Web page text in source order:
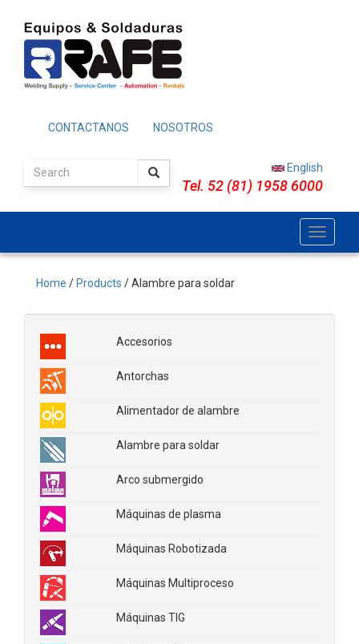
main
content
CONTACTANOS NOSOTROS
English
Tel. 52 (81) 1958 6000
Toggle
Home /Products / Alambre para soldar
Accesorios
Antorchas
Alimentador de alambre
Alambre para soldar
Arco submergido
Máquinas de plasma
Máquinas Robotizada
Máquinas Multiproceso
Máquinas TIG